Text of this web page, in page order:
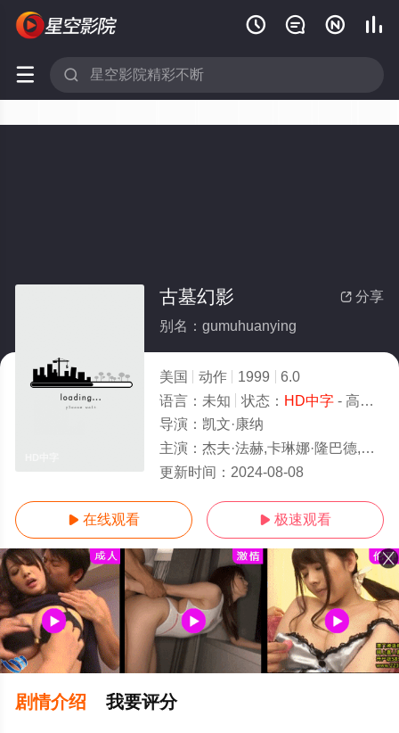
   
 
 分享
古墓幻影
别名：gumuhuanying
美国 动作 1999
6.0
语言： 未知 状态： HD中字- 高清免费在线观看
导演： 凯文·康纳
主演： 杰夫·法赫,卡琳娜·隆巴德,阿特·马里克,罗伊·施奈德,Tony,Mus
更新时间： 2024-08-08
 在线观看  极速观看
剧情介绍 我要评分